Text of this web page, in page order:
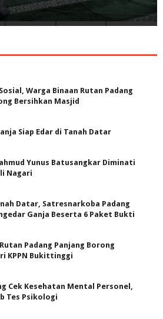
Warga Binaan Rutan Padang
Bersihkan Masjid
Siap Edar di Tanah Datar
Yunus Batusangkar Diminati
Nagari
Datar, Satresnarkoba Padang
Ganja Beserta 6 Paket Bukti
Padang Panjang Borong
KPPN Bukittinggi
Cek Kesehatan Mental Personel,
Tes Psikologi